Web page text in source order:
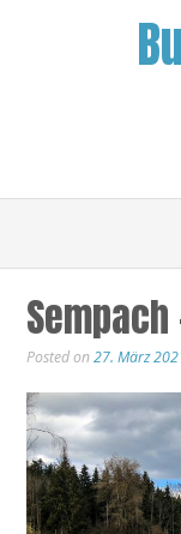
Posted on27. März